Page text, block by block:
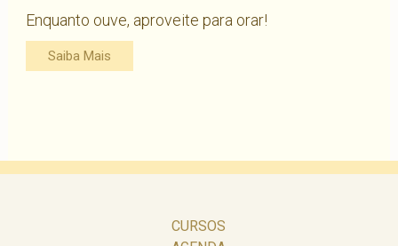
Enquanto ouve, aproveite para orar!
Saiba Mais
CURSOS